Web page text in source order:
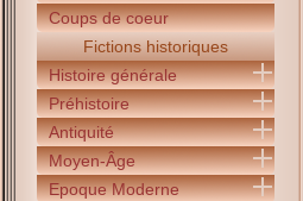
Coups de coeur
Fictions historiques
Histoire générale
Préhistoire
Antiquité
Moyen-Âge
Epoque Moderne